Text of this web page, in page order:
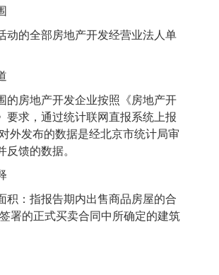
动的全部房地产开发经营业法人单
的房地产开发企业按照《房地产开
要求，通过统计联网直报系统上报
外发布的数据是经北京市统计局审
反馈的数据。
积：指报告期内出售商品房屋的合
署的正式买卖合同中所确定的建筑